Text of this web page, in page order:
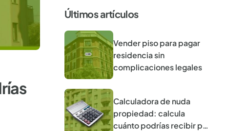
Últimos artículos
Vender piso para pagar
residencia sin
complicaciones legales
Calculadora de nuda
propiedad: calcula
cuánto podrías recibir por